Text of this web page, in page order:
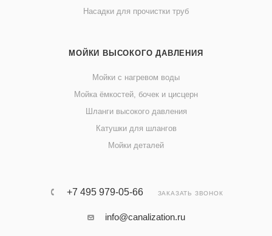
Насадки для прочистки труб
МОЙКИ ВЫСОКОГО ДАВЛЕНИЯ
Мойки с нагревом воды
Мойка ёмкостей, бочек и цисцерн
Шланги высокого давления
Катушки для шлангов
Мойки деталей
+7 495 979-05-66 ЗАКАЗАТЬ ЗВОНОК
info@canalization.ru